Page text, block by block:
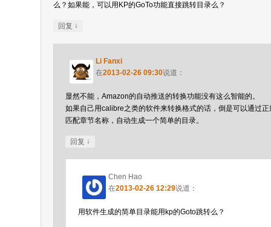
么？如果能，可以用KP的GoTo功能直接跳转目录么？
回复 ↓
Li Fanxi
在2013-02-26 09:30说道：
显然不能，Amazon的自动推送的转换功能没有这么智能的。
如果自己用calibre之类的软件来转换格式的话，倒是可以通过
匹配章节名称，自动生成一个简单的目录。
回复 ↓
Chen Hao
在2013-02-26 12:29说道：
用软件生成的简单目录能用kp的Goto跳转么？